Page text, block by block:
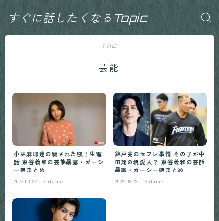
すぐに話したくなるTopic
TAG
芸能
小林麻耶達の騙された額！生電
話 東谷義和の芸能暴露・ガーシ
ー砲まとめ
2022.03.27 Entame
錦戸亮のセフレ事情 その子が中
田翔の現愛人？ 東谷義和の芸能
暴露・ガーシー砲まとめ
2022.03.22 Entame